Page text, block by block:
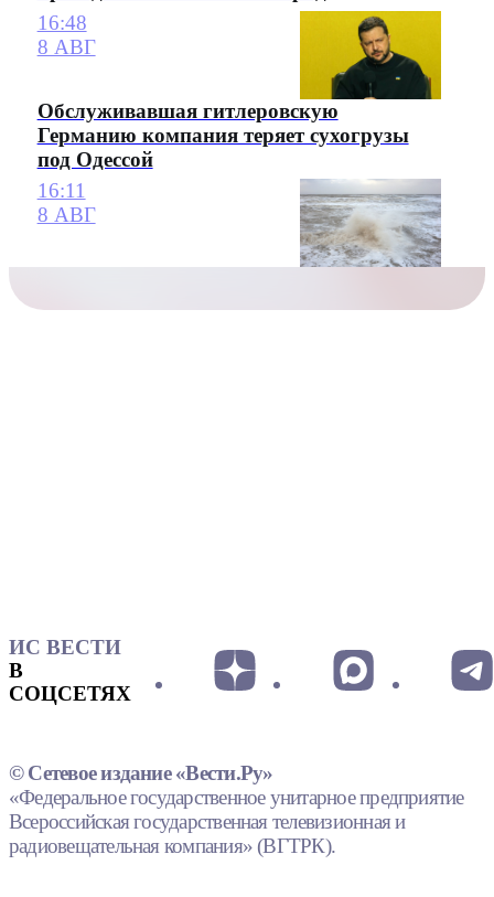
16:48
8 АВГ
Обслуживавшая гитлеровскую
Германию компания теряет сухогрузы
под Одессой
16:11
8 АВГ
ИС ВЕСТИ
В
СОЦСЕТЯХ
© Сетевое издание «Вести.Ру»
«Федеральное государственное унитарное предприятие
Всероссийская государственная телевизионная и
радиовещательная компания» (ВГТРК).